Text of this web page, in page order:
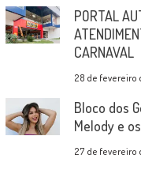
PORTAL
CARNAVAL
28 de fevereiro
Bloco dos
Melody e
27 de fevereiro